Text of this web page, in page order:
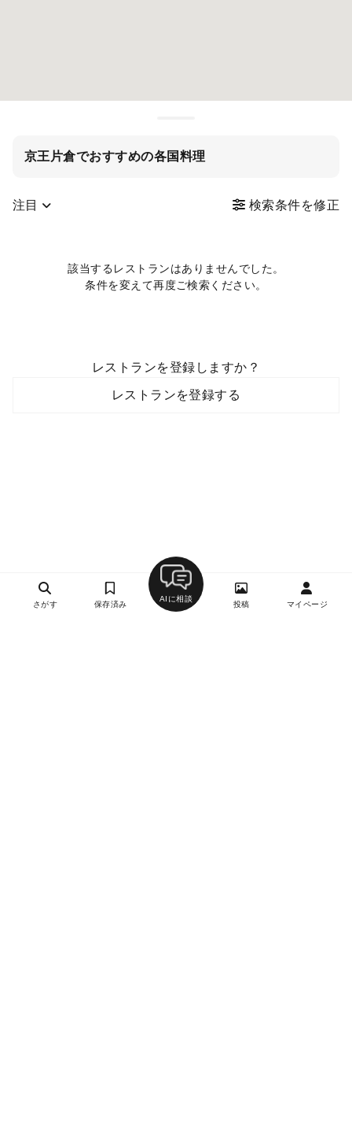
京王片倉でおすすめの各国料理
注目 検索条件を修正
該当するレストランはありませんでした。
条件を変えて再度ご検索ください。
レストランを登録しますか？
レストランを登録する
さがす 保存済み
AIに相談
投稿 マイページ